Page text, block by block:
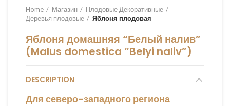
Home Магазин
Плодовые Декоративные
Деревья плодовые
Яблоня плодовая
Яблоня домашняя “Белый налив”
(Malus domestica “Belyi naliv”)
DESCRIPTION
Для северо-западного региона